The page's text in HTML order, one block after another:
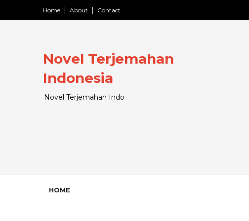
Home About Contact
Novel Terjemahan
Indonesia
Novel Terjemahan Indo
HOME